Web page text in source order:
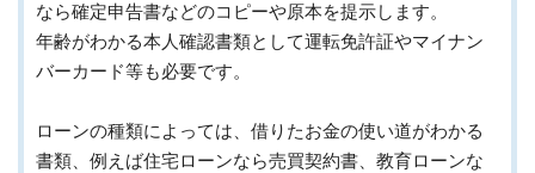
なら確定申告書などのコピーや原本を提示します。
年齢がわかる本人確認書類として運転免許証やマイナン
バーカード等も必要です。
ローンの種類によっては、借りたお金の使い道がわかる
書類、例えば住宅ローンなら売買契約書、教育ローンな